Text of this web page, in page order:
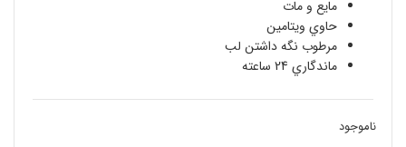
مایع و مات
حاوي ویتامین
مرطوب نگه داشتن لب
ماندگاري 24 ساعته
ناموجود